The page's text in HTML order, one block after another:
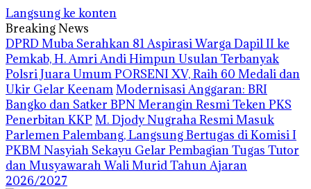
Langsung ke konten
Breaking News
DPRD Muba Serahkan 81 Aspirasi Warga Dapil II ke
Pemkab, H. Amri Andi Himpun Usulan Terbanyak
Polsri Juara Umum PORSENI XV, Raih 60 Medali dan
Ukir Gelar KeenamModernisasi Anggaran: BRI
Bangko dan Satker BPN Merangin Resmi Teken PKS
Penerbitan KKP M. Djody Nugraha Resmi Masuk
Parlemen Palembang, Langsung Bertugas di Komisi I
PKBM Nasyiah Sekayu Gelar Pembagian Tugas Tutor
dan Musyawarah Wali Murid Tahun Ajaran
2026/2027